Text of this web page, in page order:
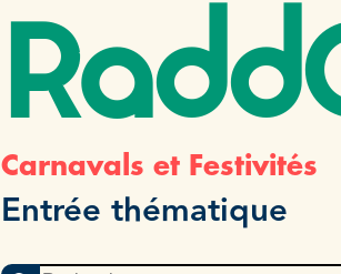
Carnavals et Festivités
Entrée thématique